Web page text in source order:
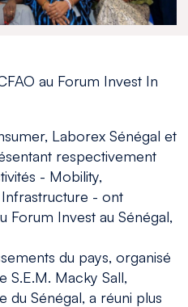
au Forum Invest In
Laborex Sénégal et
respectivement
- Mobility,
- ont
Forum Invest au Sénégal,
du pays, organisé
S.E.M. Macky Sall,
du Sénégal, a réuni plus